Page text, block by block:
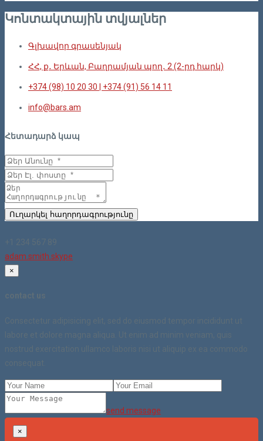
Կոնտակտային տվյալներ
Գլխավոր գրասենյակ
ՀՀ, ք․ Երևան, Բաղրամյան պող․ 2 (2-րդ հարկ)
+374 (98) 10 20 30 | +374 (91) 56 14 11
info@bars.am
Հետադարձ կապ
Ուղարկել հաղորդագրությունը
+1 234 567 89
adam.smith.skype
×
contact us
Consectetur adipisicing elit, sed do eiusmod tempor incididunt ut
labore et dolore magna aliqua. Ut enim ad minim veniam, quis
nostrud exercitation ullamco laboris nisi ut aliquip ex ea commodo
consequat.
send message
×